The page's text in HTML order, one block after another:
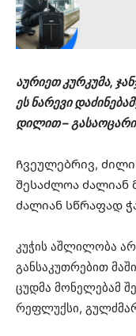
აურიეთ კურკუმა,
ეს ნარევი
დილით –
Ჩვეულებრივ,
შესაძლოა ძალიან
ძალიან სწრაფად
კუჭის აშლილობა
განსაკუთრებით
ცუდმა მონელებამ
რეფლუქსი,